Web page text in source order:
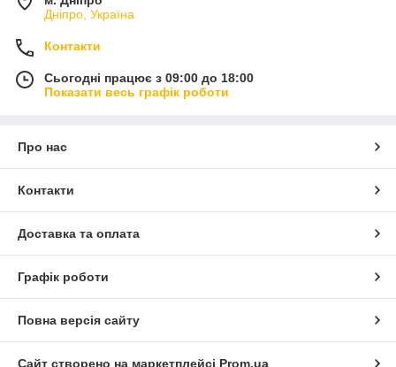
Дніпро, Україна
Контакти
Сьогодні працює з 09:00 до 18:00
Показати весь графік роботи
Про нас
Контакти
Доставка та оплата
Графік роботи
Повна версія сайту
Сайт створено на маркетплейсі Prom.ua